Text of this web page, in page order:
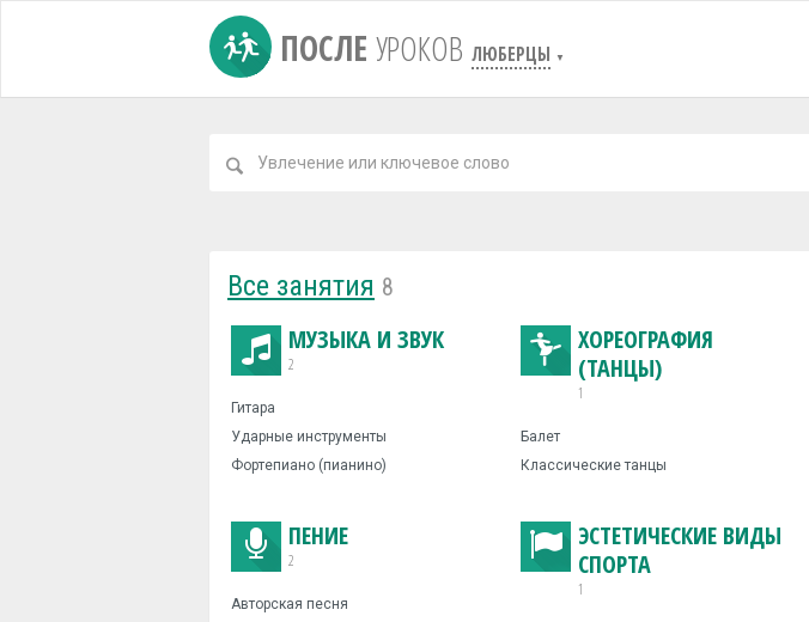
ПОСЛЕ УРОКОВ ЛЮБЕРЦЫ ▼
Все занятия 8
МУЗЫКА И ЗВУК
2
Гитара
Ударные инструменты
Фортепиано (пианино)
ПЕНИЕ
2
Авторская песня
ХОРЕОГРАФИЯ
(ТАНЦЫ)
1
Балет
Классические танцы
ЭСТЕТИЧЕСКИЕ ВИДЫ
СПОРТА
1